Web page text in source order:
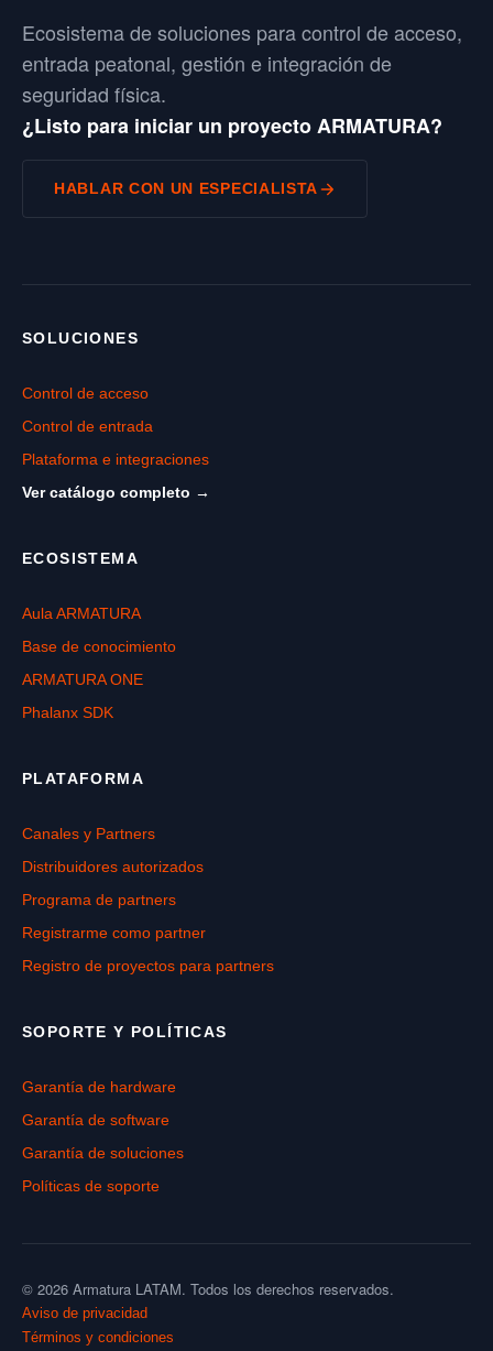
Ecosistema de soluciones para control de acceso,
entrada peatonal, gestión e integración de
seguridad física.
¿Listo para iniciar un proyecto ARMATURA?
HABLAR CON UN ESPECIALISTA
SOLUCIONES
Control de acceso
Control de entrada
Plataforma e integraciones
Ver catálogo completo →
ECOSISTEMA
Aula ARMATURA
Base de conocimiento
ARMATURA ONE
Phalanx SDK
PLATAFORMA
Canales y Partners
Distribuidores autorizados
Programa de partners
Registrarme como partner
Registro de proyectos para partners
SOPORTE Y POLÍTICAS
Garantía de hardware
Garantía de software
Garantía de soluciones
Políticas de soporte
© 2026 Armatura LATAM. Todos los derechos reservados.
Aviso de privacidad
Términos y condiciones